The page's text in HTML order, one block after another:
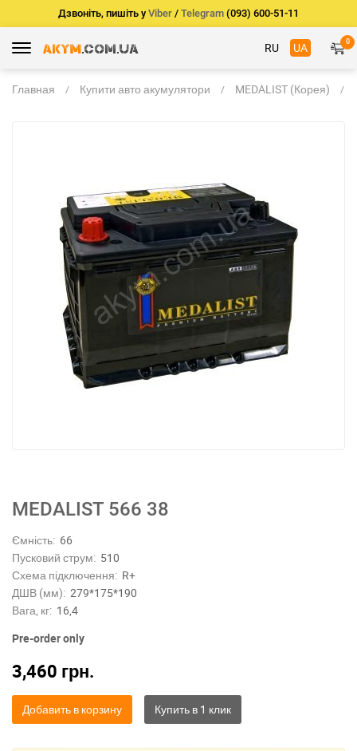
Дзвоніть, пишіть у Viber / Telegram (093) 600-51-11
RU UA 0
Главная Купити авто акумулятори MEDALIST (Корея)
MEDALIST 566 38
Ємність: 66
Пусковий струм: 510
Схема підключення: R+
ДШВ (мм): 279*175*190
Вага, кг: 16,4
Pre-order only
3,460 грн.
Добавить в корзину